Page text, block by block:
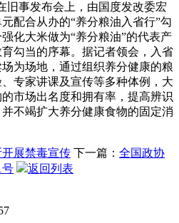
旧事发布会上，由国度发改委宏
配合从办的“养分粮油入省行”勾
化大米做为“养分粮油”的代表产
勾当的序幕。据记者领会，入省
为场地，通过组织养分健康的粮
专家讲课及宣传等多种体例，大
市场出名度和拥有率，提高辨识
不竭扩大养分健康食物的固定消
展禁毒宣传 下一篇： 全国政协
号
返回列表